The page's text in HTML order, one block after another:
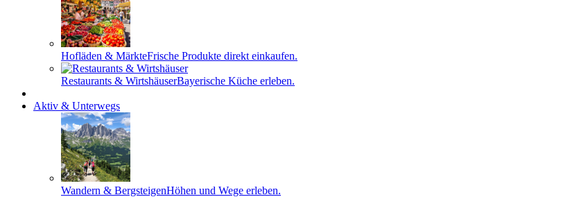
Hofläden & MärkteFrische Produkte direkt einkaufen.
Restaurants & WirtshäuserBayerische Küche erleben.
Aktiv & Unterwegs
Wandern & BergsteigenHöhen und Wege erleben.